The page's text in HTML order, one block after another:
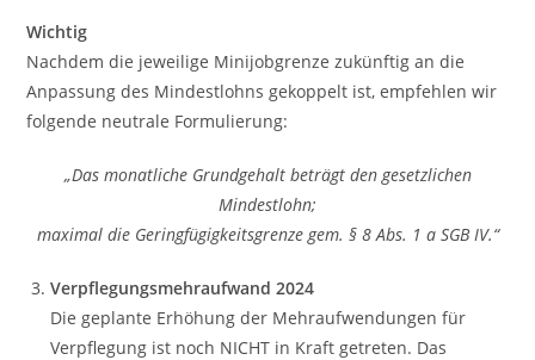
Wichtig
Nachdem die jeweilige Minijobgrenze zukünftig an die
Anpassung des Mindestlohns gekoppelt ist, empfehlen wir
folgende neutrale Formulierung:
„Das monatliche Grundgehalt beträgt den gesetzlichen
Mindestlohn;
maximal die Geringfügigkeitsgrenze gem. § 8 Abs. 1 a SGB IV.“
Verpflegungsmehraufwand 2024
Die geplante Erhöhung der Mehraufwendungen für
Verpflegung ist noch NICHT in Kraft getreten. Das